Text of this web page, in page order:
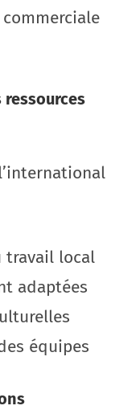
travail local
adaptées
équipes